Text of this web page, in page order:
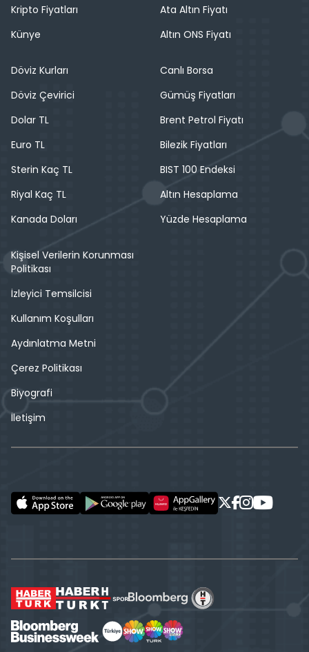
Kripto Fiyatları
Künye
Ata Altın Fiyatı
Altın ONS Fiyatı
Döviz Kurları
Döviz Çevirici
Dolar TL
Euro TL
Sterin Kaç TL
Riyal Kaç TL
Kanada Doları
Canlı Borsa
Gümüş Fiyatları
Brent Petrol Fiyatı
Bilezik Fiyatları
BIST 100 Endeksi
Altın Hesaplama
Yüzde Hesaplama
Kişisel Verilerin Korunması
Politikası
İzleyici Temsilcisi
Kullanım Koşulları
Aydınlatma Metni
Çerez Politikası
Biyografi
İletişim